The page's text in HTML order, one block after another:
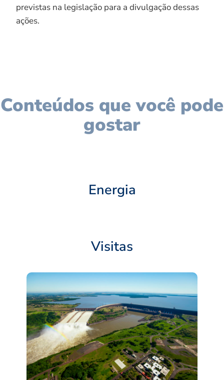
previstas na legislação para a divulgação dessas
ações.
Conteúdos que você pode
gostar
Energia
Visitas